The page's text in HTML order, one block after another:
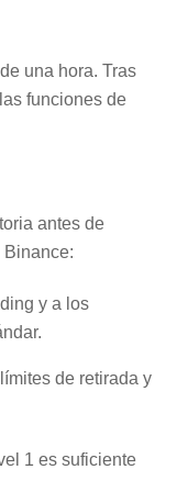
una hora. Tras
funciones de
antes de
y a los
límites de retirada y
1 es suficiente